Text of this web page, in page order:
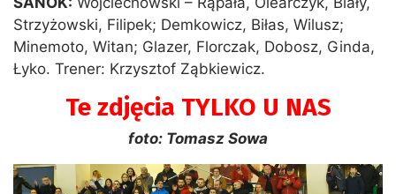
Strzyżowski, Filipek; Demkowicz, Biłas, Wilusz;
Minemoto, Witan; Glazer, Florczak, Dobosz, Ginda,
Łyko. Trener: Krzysztof Ząbkiewicz.
Te zdjęcia TYLKO U NAS
foto: Tomasz Sowa